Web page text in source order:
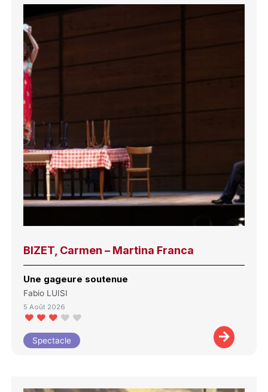
BIZET, Carmen – Martina Franca
Une gageure soutenue
Fabio LUISI
5 Août 2026
Spectacle